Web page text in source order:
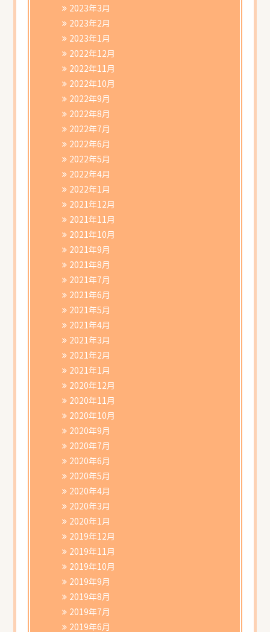
2023年3月
2023年2月
2023年1月
2022年12月
2022年11月
2022年10月
2022年9月
2022年8月
2022年7月
2022年6月
2022年5月
2022年4月
2022年1月
2021年12月
2021年11月
2021年10月
2021年9月
2021年8月
2021年7月
2021年6月
2021年5月
2021年4月
2021年3月
2021年2月
2021年1月
2020年12月
2020年11月
2020年10月
2020年9月
2020年7月
2020年6月
2020年5月
2020年4月
2020年3月
2020年1月
2019年12月
2019年11月
2019年10月
2019年9月
2019年8月
2019年7月
2019年6月